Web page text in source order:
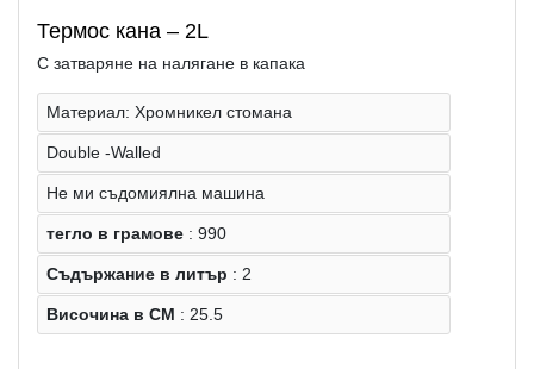
Термос кана – 2L
С затваряне на налягане в капака
Материал: Хромникел стомана
Double -Walled
Не ми съдомиялна машина
тегло в грамове : 990
Съдържание в литър : 2
Височина в CM : 25.5